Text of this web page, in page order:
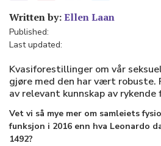
Written by:Ellen Laan
Published:
Last updated:
Kvasiforestillinger om vår
gjøre med den har vært robuste.
av relevant kunnskap av rykende
Vet vi så mye mer om samleiets
funksjon i 2016 enn hva Leonardo
1492?